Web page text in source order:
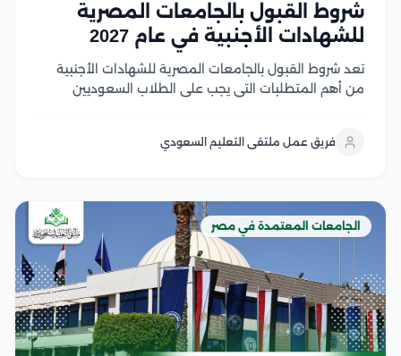
شروط القبول بالجامعات المصرية
للشهادات الأجنبية في عام 2027
تعد شروط القبول بالجامعات المصرية للشهادات الأجنبية
من أهم المتطلبات التي يجب على الطلاب السعوديين
الشهادة، واستيفاء المواد المؤهلة، وتحقيق متطلبات
فريق عمل ملتقى التعليم السعودي
الجامعات المعتمدة في مصر